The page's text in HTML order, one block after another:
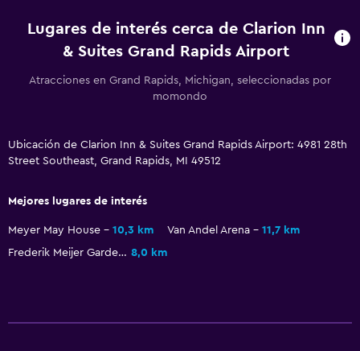
Caja fuerte
Baño
Secador de pelo
Actividades
Zoológico
Lugares de interés cerca de Clarion Inn
& Suites Grand Rapids Airport
Atracciones en Grand Rapids, Michigan, seleccionadas por
momondo
Ubicación de Clarion Inn & Suites Grand Rapids Airport: 4981 28th
Street Southeast, Grand Rapids, MI 49512
Mejores lugares de interés
Meyer May House 10,3 km Van Andel Arena
11,7 km
Frederik Meijer Gardens & Sculpture Park 8,0 km